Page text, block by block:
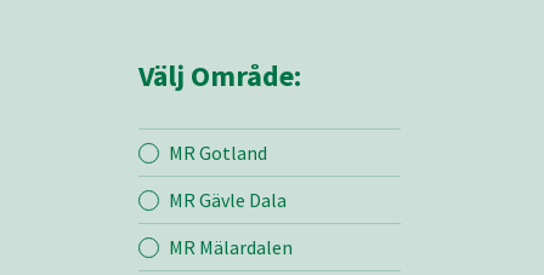
Mina sidor
Välj Område:
MR Gotland
MR Gävle Dala
MR Mälardalen